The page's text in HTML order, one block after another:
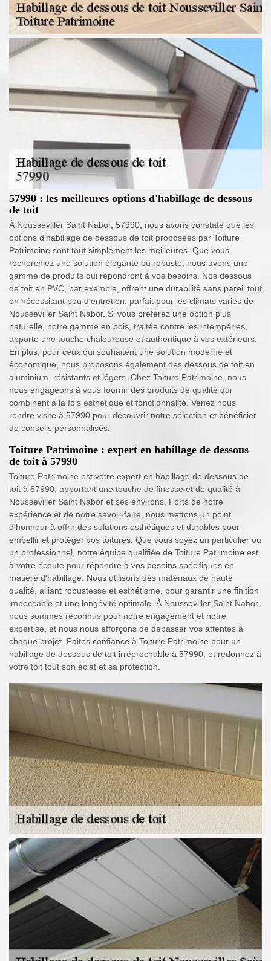
57990 : les meilleures options d'habillage de dessous
de toit
À Nousseviller Saint Nabor, 57990, nous avons constaté que les
options d'habillage de dessous de toit proposées par Toiture
Patrimoine sont tout simplement les meilleures. Que vous
recherchiez une solution élégante ou robuste, nous avons une
gamme de produits qui répondront à vos besoins. Nos dessous
de toit en PVC, par exemple, offrent une durabilité sans pareil tout
en nécessitant peu d'entretien, parfait pour les climats variés de
Nousseviller Saint Nabor. Si vous préférez une option plus
naturelle, notre gamme en bois, traitée contre les intempéries,
apporte une touche chaleureuse et authentique à vos extérieurs.
En plus, pour ceux qui souhaitent une solution moderne et
économique, nous proposons également des dessous de toit en
aluminium, résistants et légers. Chez Toiture Patrimoine, nous
nous engageons à vous fournir des produits de qualité qui
combinent à la fois esthétique et fonctionnalité. Venez nous
rendre visite à 57990 pour découvrir notre sélection et bénéficier
de conseils personnalisés.
Toiture Patrimoine : expert en habillage de dessous
de toit à 57990
Toiture Patrimoine est votre expert en habillage de dessous de
toit à 57990, apportant une touche de finesse et de qualité à
Nousseviller Saint Nabor et ses environs. Forts de notre
expérience et de notre savoir-faire, nous mettons un point
d'honneur à offrir des solutions esthétiques et durables pour
embellir et protéger vos toitures. Que vous soyez un particulier ou
un professionnel, notre équipe qualifiée de Toiture Patrimoine est
à votre écoute pour répondre à vos besoins spécifiques en
matière d'habillage. Nous utilisons des matériaux de haute
qualité, alliant robustesse et esthétisme, pour garantir une finition
impeccable et une longévité optimale. À Nousseviller Saint Nabor,
nous sommes reconnus pour notre engagement et notre
expertise, et nous nous efforçons de dépasser vos attentes à
chaque projet. Faites confiance à Toiture Patrimoine pour un
habillage de dessous de toit irréprochable à 57990, et redonnez à
votre toit tout son éclat et sa protection.